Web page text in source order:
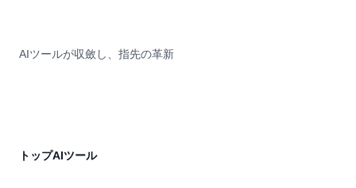
AIツールが収斂し、指先の革新
トップAIツール